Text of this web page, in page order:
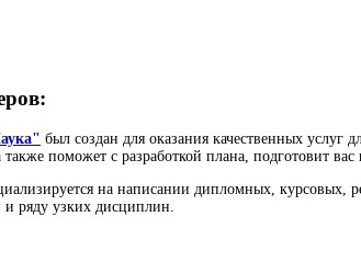
был создан для оказания качественных
поможет с разработкой плана, подготовит
на написании дипломных, курсовых,
и ряду узких дисциплин.